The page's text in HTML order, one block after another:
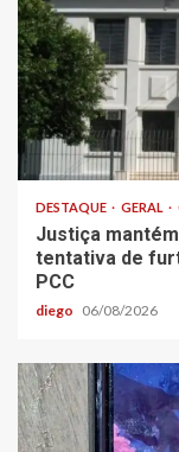
DESTAQUE GERAL
Justiça
tentativa de
PCC
diego 06/08/2026